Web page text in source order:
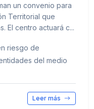
un convenio para
Territorial que
El centro actuará c...
riesgo de
del medio
Leer más